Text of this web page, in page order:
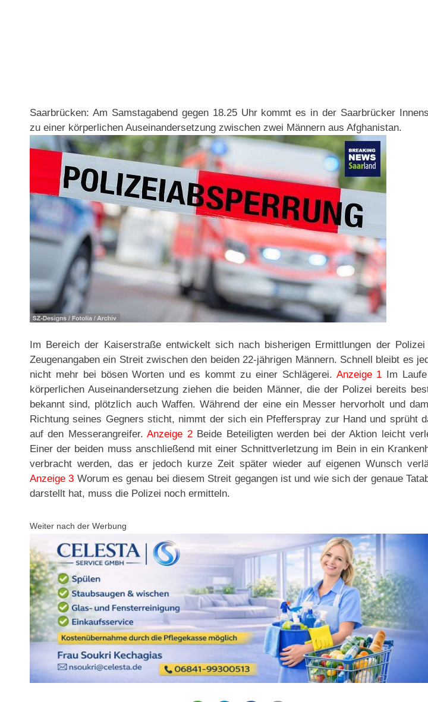
Saarbrücken: Am Samstagabend gegen 18.25 Uhr kommt es in der Saarbrücker
zu einer körperlichen Auseinandersetzung zwischen zwei Männern aus Afghanistan.
Im Bereich der Kaiserstraße entwickelt sich nach bisherigen Ermittlungen der Polizei
Zeugenangaben ein Streit zwischen den beiden 22-jährigen Männern. Schnell bleibt es
nicht mehr bei bösen Worten und es kommt zu einer Schlägerei. Anzeige 1 Im
körperlichen Auseinandersetzung ziehen die beiden Männer, die der Polizei bereits
bekannt sind, plötzlich auch Waffen. Während der eine ein Messer hervorholt und
Richtung seines Gegners sticht, nimmt der sich ein Pfefferspray zur Hand und sprüht
auf den Messerangreifer.Anzeige 2Beide Beteiligten werden bei der Aktion leicht
Einer der beiden muss anschließend mit einer Schnittverletzung im Bein in ein
verbracht werden, das er jedoch kurze Zeit später wieder auf eigenen Wunsch
Anzeige 3 Worum es genau bei diesem Streit gegangen ist und wie sich der genaue
darstellt hat, muss die Polizei noch ermitteln.
Weiter nach der Werbung